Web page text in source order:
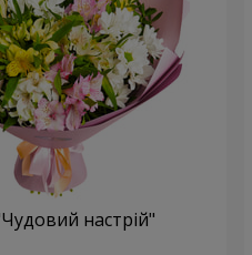
настрій"